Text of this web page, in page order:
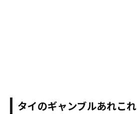
タイのギャンブルあれこれ